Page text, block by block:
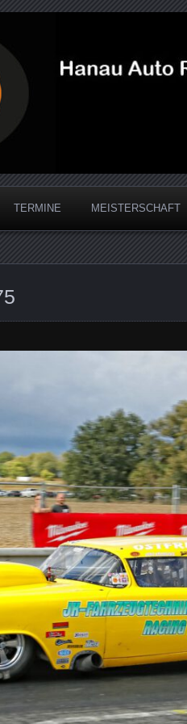
Association
TERMINE MEISTERSCHAFT